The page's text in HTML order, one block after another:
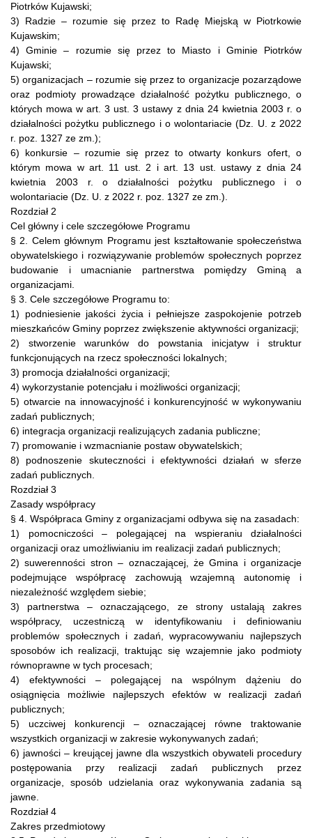
Piotrków Kujawski;
3) Radzie – rozumie się przez to Radę Miejską w Piotrkowie
Kujawskim;
4) Gminie – rozumie się przez to Miasto i Gminie Piotrków
Kujawski;
5) organizacjach – rozumie się przez to organizacje pozarządowe
oraz podmioty prowadzące działalność pożytku publicznego, o
których mowa w art. 3 ust. 3 ustawy z dnia 24 kwietnia 2003 r. o
działalności pożytku publicznego i o wolontariacie (Dz. U. z 2022
r. poz. 1327 ze zm.);
6) konkursie – rozumie się przez to otwarty konkurs ofert, o
którym mowa w art. 11 ust. 2 i art. 13 ust. ustawy z dnia 24
kwietnia 2003 r. o działalności pożytku publicznego i o
wolontariacie (Dz. U. z 2022 r. poz. 1327 ze zm.).
Rozdział 2
Cel główny i cele szczegółowe Programu
§ 2. Celem głównym Programu jest kształtowanie społeczeństwa
obywatelskiego i rozwiązywanie problemów społecznych poprzez
budowanie i umacnianie partnerstwa pomiędzy Gminą a
organizacjami.
§ 3. Cele szczegółowe Programu to:
1) podniesienie jakości życia i pełniejsze zaspokojenie potrzeb
mieszkańców Gminy poprzez zwiększenie aktywności organizacji;
2) stworzenie warunków do powstania inicjatyw i struktur
funkcjonujących na rzecz społeczności lokalnych;
3) promocja działalności organizacji;
4) wykorzystanie potencjału i możliwości organizacji;
5) otwarcie na innowacyjność i konkurencyjność w wykonywaniu
zadań publicznych;
6) integracja organizacji realizujących zadania publiczne;
7) promowanie i wzmacnianie postaw obywatelskich;
8) podnoszenie skuteczności i efektywności działań w sferze
zadań publicznych.
Rozdział 3
Zasady współpracy
§ 4. Współpraca Gminy z organizacjami odbywa się na zasadach:
1) pomocniczości – polegającej na wspieraniu działalności
organizacji oraz umożliwianiu im realizacji zadań publicznych;
2) suwerenności stron – oznaczającej, że Gmina i organizacje
podejmujące współpracę zachowują wzajemną autonomię i
niezależność względem siebie;
3) partnerstwa – oznaczającego, ze strony ustalają zakres
współpracy, uczestniczą w identyfikowaniu i definiowaniu
problemów społecznych i zadań, wypracowywaniu najlepszych
sposobów ich realizacji, traktując się wzajemnie jako podmioty
równoprawne w tych procesach;
4) efektywności – polegającej na wspólnym dążeniu do
osiągnięcia możliwie najlepszych efektów w realizacji zadań
publicznych;
5) uczciwej konkurencji – oznaczającej równe traktowanie
wszystkich organizacji w zakresie wykonywanych zadań;
6) jawności – kreującej jawne dla wszystkich obywateli procedury
postępowania przy realizacji zadań publicznych przez
organizacje, sposób udzielania oraz wykonywania zadania są
jawne.
Rozdział 4
Zakres przedmiotowy